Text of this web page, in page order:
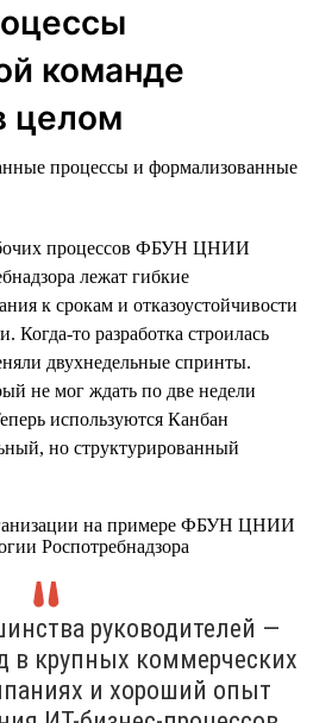
команде
целом
процессы и формализованные
процессов ФБУН ЦНИИ
лежат гибкие
к срокам и отказоустойчивости
Когда-то разработка строилась
двухнедельные спринты.
не мог ждать по две недели
используются Канбан
но структурированный
руководителей —
в крупных коммерческих
и хороший опыт